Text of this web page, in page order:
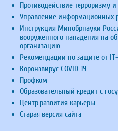
Противодействие терроризму
Управление информационных
Инструкция Минобрнауки
вооруженного нападения на
организацию
Рекомендации по защите от
Коронавирус COVID-19
Профком
Образовательный кредит с
Центр развития карьеры
Старая версия сайта